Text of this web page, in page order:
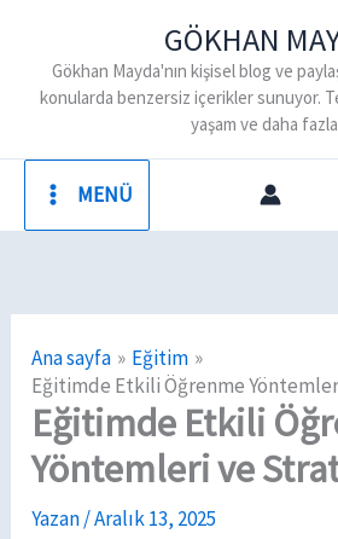
GÖKHAN
Gökhan Mayda'nın kişisel blog ve
konularda benzersiz içerikler sunuyor.
yaşam ve daha
MENÜ
Ana sayfa
Eğitim
Eğitimde Etkili Öğrenme
Eğitimde Etkili
Yöntemleri ve
Yazan/Aralık 13, 2025